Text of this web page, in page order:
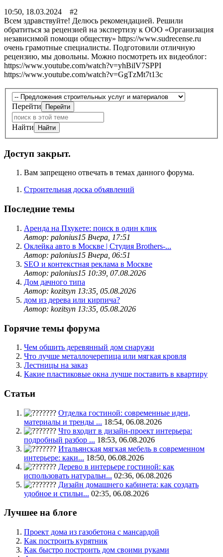
10:50, 18.03.2024 #2
Всем здравствуйте! Делюсь рекомендацией. Решили
обратиться за рецензией на экспертизу к ООО «Организация
независимой помощи обществу» https://www.sudrecense.ru
очень грамотные специалисты. Подготовили отличную
рецензию, мы довольны. Можно посмотреть их видеоблог:
https://www.youtube.com/watch?v=yhBilV7SPPI
https://www.youtube.com/watch?v=GgTzMt7t13c
Перейти
Найти
Доступ закрыт.
Вам запрещено отвечать в темах данного форума.
Строительная доска объявлений
Последние темы
Аренда на Пхукете: поиск в один клик
Автор: palonius15 Вчера, 17:51
Оклейка авто в Москве | Студия Brothers-...
Автор: palonius15 Вчера, 06:51
SEO и контекстная реклама в Москве
Автор: palonius15 10:39, 07.08.2026
Дом дачного типа
Автор: kozitsyn 13:35, 05.08.2026
дом из дерева или кирпича?
Автор: kozitsyn 13:35, 05.08.2026
Горячие темы форума
Чем обшить деревянный дом снаружи
Что лучше металлочерепица или мягкая кровля
Лестницы на заказ
Какие пластиковые окна лучше поставить в квартиру
Статьи
Отделка гостиной: современные идеи,
материалы и тренды ... 18:54, 06.08.2026
Что входит в дизайн-проект интерьера:
подробный разбор ... 18:53, 06.08.2026
Итальянская мягкая мебель в современном
интерьере: каки... 18:50, 06.08.2026
Дерево в интерьере гостиной: как
использовать натуральн... 02:36, 06.08.2026
Дизайн домашнего кабинета: как создать
удобное и стильн... 02:35, 06.08.2026
Лучшее на блоге
Проект дома из газобетона с мансардой
Как построить курятник
Как быстро построить дом своими руками